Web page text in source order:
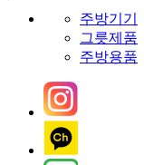
주방기기
그릇제품
주방용품